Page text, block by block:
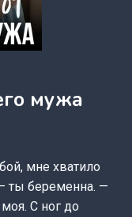
мужа
мне хватило
ты беременна. —
С ног до